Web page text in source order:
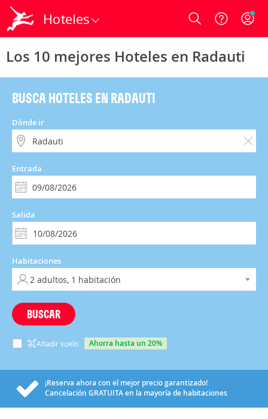
Hoteles Login
Los 10 mejores Hoteles en Radauti
BUSCA HOTELES EN RADAUTI
Dónde ir
Entrada
Salida
Habitaciones
BUSCAR
Añadir vuelo ahorra hasta un 20%
¡Reserva ahora con el mejor precio garantizado!
Cancelación GRATUITAen la mayoría de habitaciones